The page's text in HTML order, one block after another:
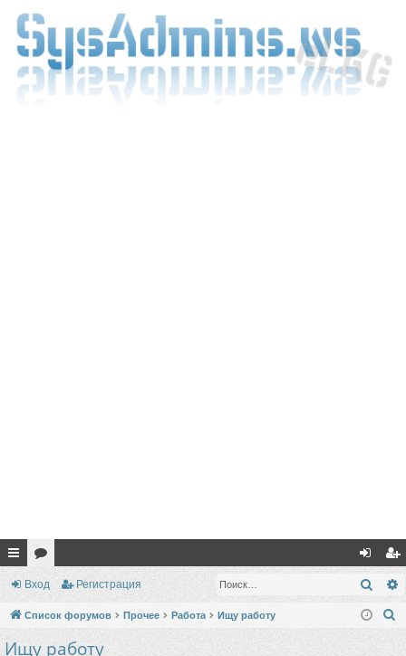
с
ы
ор хо
д
ег
ис
Вход Регистрация
Список форумов Прочее Работа Ищу работу
Ищу работу